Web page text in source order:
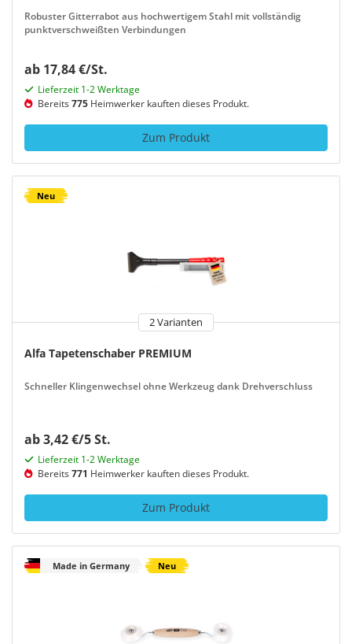
Robuster Gitterrabot aus hochwertigem Stahl mit vollständig
punktverschweißten Verbindungen
ab 17,84 €/St.
Lieferzeit 1-2 Werktage
Bereits775 Heimwerker kauften dieses Produkt.
Zum Produkt
Neu
2 Varianten
Alfa Tapetenschaber PREMIUM
Schneller Klingenwechsel ohne Werkzeug dank Drehverschluss
ab 3,42 €/5 St.
Lieferzeit 1-2 Werktage
Bereits771 Heimwerker kauften dieses Produkt.
Zum Produkt
Made in Germany Neu